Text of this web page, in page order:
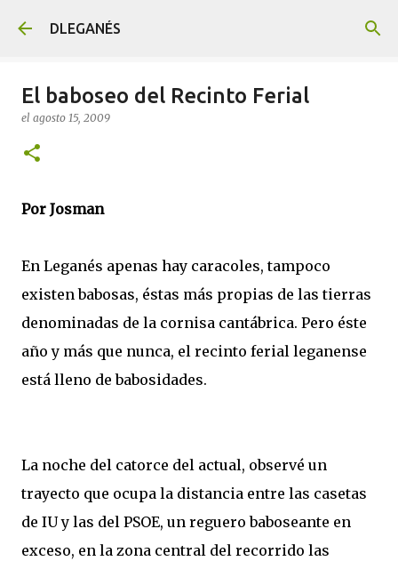
DLEGANÉS
El baboseo del Recinto Ferial
el agosto 15, 2009
Por Josman
En Leganés apenas hay caracoles, tampoco
existen babosas, éstas más propias de las tierras
denominadas de la cornisa cantábrica. Pero éste
año y más que nunca, el recinto ferial leganense
está lleno de babosidades.
La noche del catorce del actual, observé un
trayecto que ocupa la distancia entre las casetas
de IU y las del PSOE, un reguero baboseante en
exceso, en la zona central del recorrido las